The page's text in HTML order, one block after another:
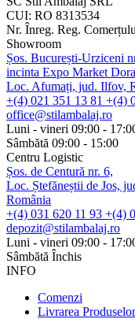
CUI: RO 8313534
Nr. Înreg. Reg.
Showroom
Șos. București-Urziceni
incinta Expo Market
Loc. Afumați, jud. Ilfov,
+(4) 021 351 13 81 +(4)
office@stilambalaj.ro
Luni - vineri 09:00 -
Sâmbătă 09:00 - 15:00
Centru Logistic
Șos. de Centură nr. 6,
Loc. Ștefăneștii de Jos,
România
+(4) 031 620 11 93 +(4)
depozit@stilambalaj.ro
Luni - vineri 09:00 -
Sâmbătă Închis
INFO
Comenzi
Livrarea Produselor